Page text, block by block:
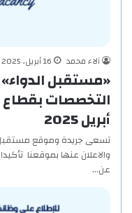
آلاء محمد
16 أبريل، 2025
«مستقبل
أبريل 2025
تسعى جريدة وموقع مستقبل
والاعلان عنها بموقعنا
عن…